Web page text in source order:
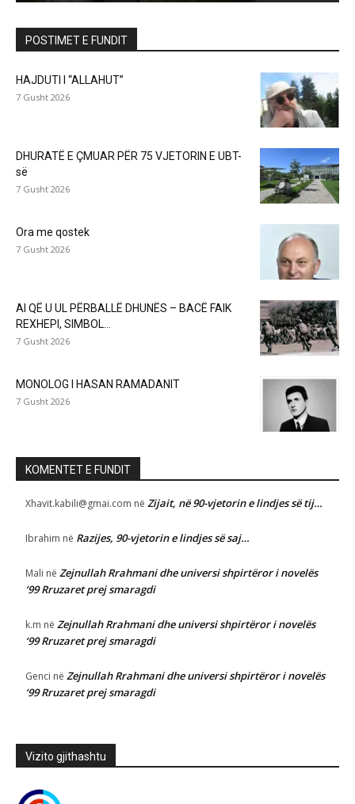
POSTIMET E FUNDIT
HAJDUTI I “ALLAHUT”
7 Gusht 2026
DHURATË E ÇMUAR PËR 75 VJETORIN E UBT-
së
7 Gusht 2026
Ora me qostek
7 Gusht 2026
AI QË U UL PËRBALLË DHUNËS – BACË FAIK
REXHEPI, SIMBOL...
7 Gusht 2026
MONOLOG I HASAN RAMADANIT
7 Gusht 2026
KOMENTET E FUNDIT
Xhavit.kabili@gmai.com në Zijait, në 90-vjetorin e lindjes së tij…
Ibrahim në Razijes, 90-vjetorin e lindjes së saj…
Mali në Zejnullah Rrahmani dhe universi shpirtëror i novelës
‘99 Rruzaret prej smaragdi
k.m në Zejnullah Rrahmani dhe universi shpirtëror i novelës
‘99 Rruzaret prej smaragdi
Genci në Zejnullah Rrahmani dhe universi shpirtëror i novelës
‘99 Rruzaret prej smaragdi
Vizito gjithashtu